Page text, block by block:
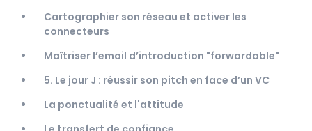
Cartographier son réseau et activer les
connecteurs
Maîtriser l’email d’introduction "forwardable"
5. Le jour J : réussir son pitch en face d’un VC
La ponctualité et l'attitude